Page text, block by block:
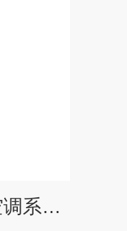
H10高精度实验室空调系列产品